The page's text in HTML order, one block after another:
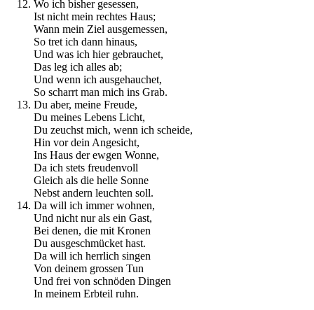
Wo ich bisher gesessen,
Ist nicht mein rechtes Haus;
Wann mein Ziel ausgemessen,
So tret ich dann hinaus,
Und was ich hier gebrauchet,
Das leg ich alles ab;
Und wenn ich ausgehauchet,
So scharrt man mich ins Grab.
Du aber, meine Freude,
Du meines Lebens Licht,
Du zeuchst mich, wenn ich scheide,
Hin vor dein Angesicht,
Ins Haus der ewgen Wonne,
Da ich stets freudenvoll
Gleich als die helle Sonne
Nebst andern leuchten soll.
Da will ich immer wohnen,
Und nicht nur als ein Gast,
Bei denen, die mit Kronen
Du ausgeschmücket hast.
Da will ich herrlich singen
Von deinem grossen Tun
Und frei von schnöden Dingen
In meinem Erbteil ruhn.